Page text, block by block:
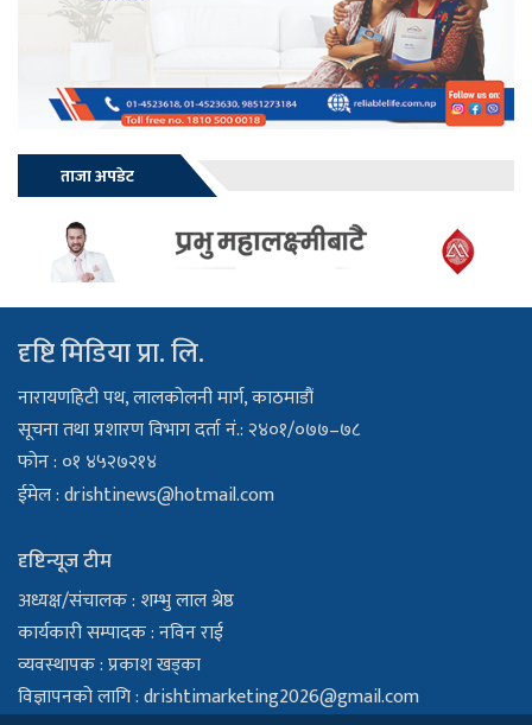
ताजा अपडेट
दृष्टि मिडिया प्रा. लि.
नारायणहिटी पथ, लालकोलनी मार्ग, काठमाडौं
सूचना तथा प्रशारण विभाग दर्ता नं.: २४०१/०७७–७८
फोन : ०१ ४५२७२१४
ईमेल :drishtinews@hotmail.com
दृष्टिन्यूज टीम
अध्यक्ष/संचालक : शम्भु लाल श्रेष्ठ
कार्यकारी सम्पादक : नविन राई
व्यवस्थापक : प्रकाश खड्का
विज्ञापनको लागि :drishtimarketing2026@gmail.com